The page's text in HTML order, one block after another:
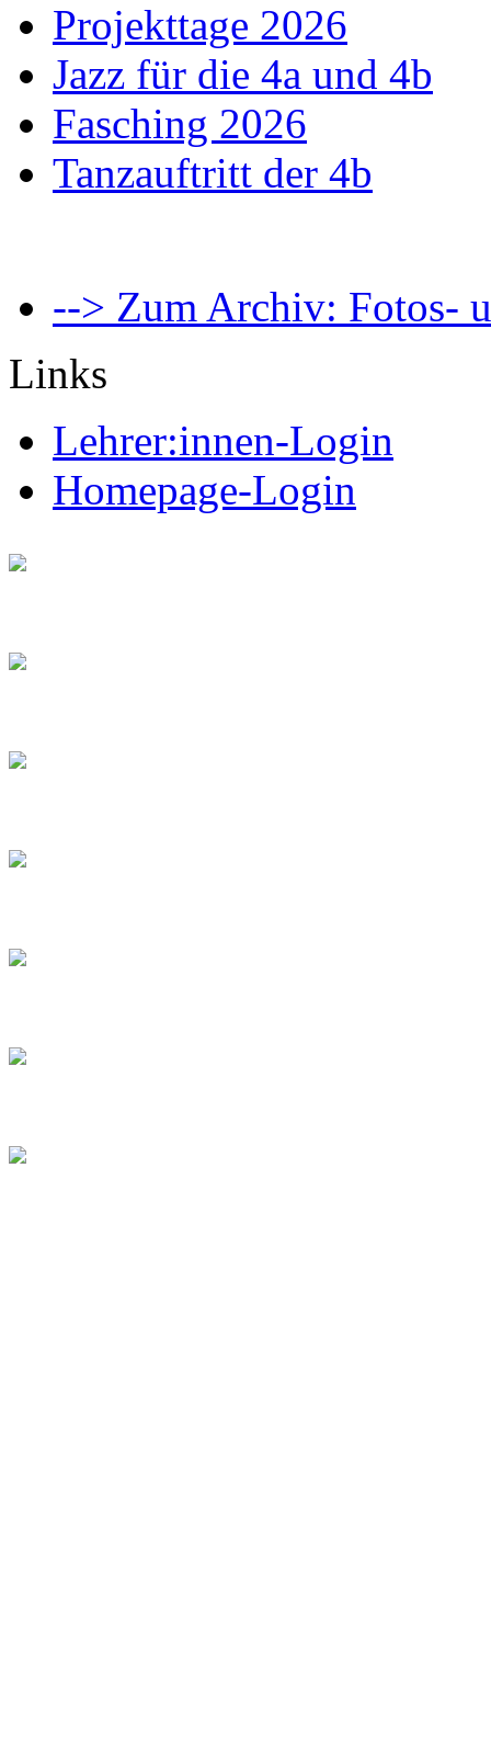
Projekttage 2026
Jazz für die 4a und 4b
Fasching 2026
Tanzauftritt der 4b
--> Zum Archiv: Fotos-
Links
Lehrer:innen-Login
Homepage-Login